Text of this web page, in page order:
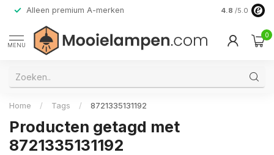
Alleen premium A-merken 4.8 /5.0
MENU
0
Home / Tags / 8721335131192
Producten getagd met
8721335131192